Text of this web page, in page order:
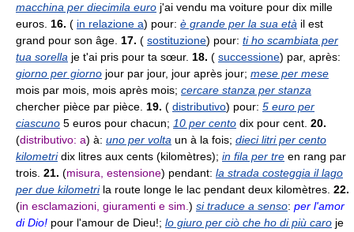
macchina per diecimila euro j'ai vendu ma voiture pour dix mille
euros. 16. ( in relazione a) pour: è grande per la sua età il est
grand pour son âge. 17. ( sostituzione) pour: ti ho scambiata per
tua sorella je t'ai pris pour ta sœur. 18. ( successione) par, après:
giorno per giorno jour par jour, jour après jour; mese per mese
mois par mois, mois après mois; cercare stanza per stanza
chercher pièce par pièce. 19. ( distributivo) pour: 5 euro per
ciascuno 5 euros pour chacun; 10 per cento dix pour cent. 20.
(distributivo: a) à: uno per volta un à la fois; dieci litri per cento
kilometridix litres aux cents (kilomètres); in fila per tre en rang par
trois. 21. (misura, estensione) pendant: la strada costeggia il lago
per due kilometrila route longe le lac pendant deux kilomètres. 22.
(in esclamazioni, giuramenti e sim. ) si traduce a senso: per l'amor
di Dio! pour l'amour de Dieu!; lo giuro per ciò che ho di più caro je